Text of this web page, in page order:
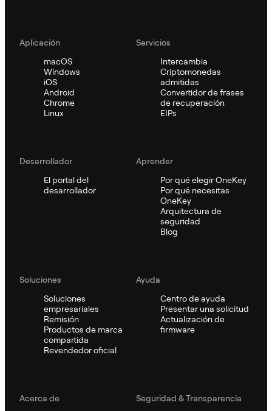
Aplicación
macOS
Windows
iOS
Android
Chrome
Linux
Servicios
Intercambia
Criptomonedas
admitidas
Convertidor de frases
de recuperación
EIPs
Desarrollador
El portal del
desarrollador
Aprender
Por qué elegir OneKey
Por qué necesitas
OneKey
Arquitectura de
seguridad
Blog
Soluciones
Soluciones
empresariales
Remisión
Productos de marca
compartida
Revendedor oficial
Ayuda
Centro de ayuda
Presentar una solicitud
Actualización de
firmware
Acerca de
Seguridad & Transparencia